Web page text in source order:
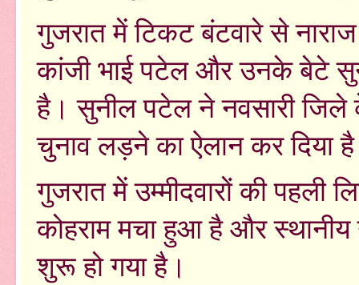
गुजरात में टिकट बंटवारे से
कांजी भाई पटेल और उनके बेटे
है। सुनील पटेल ने नवसारी जिले
चुनाव लड़ने का ऐलान कर दिया
गुजरात में उम्मीदवारों की पहली
कोहराम मचा हुआ है और
शुरू हो गया है।